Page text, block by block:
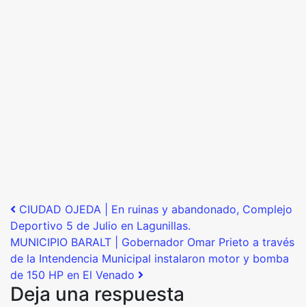
Post navigation
CIUDAD OJEDA | En ruinas y abandonado, Complejo
Deportivo 5 de Julio en Lagunillas.
MUNICIPIO BARALT | Gobernador Omar Prieto a través
de la Intendencia Municipal instalaron motor y bomba
de 150 HP en El Venado
Deja una respuesta